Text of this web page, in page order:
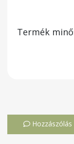
Termék
Hozzászólás